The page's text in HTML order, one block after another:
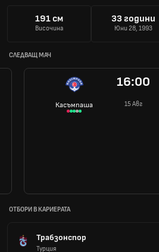
191 см
Височина
33 години
Юни 28, 1993
СЛЕДВАЩ МАЧ
Касъмпаша
16:00
15 Авг
ОТБОРИ В КАРИЕРАТА
Трабзонспор
Турция